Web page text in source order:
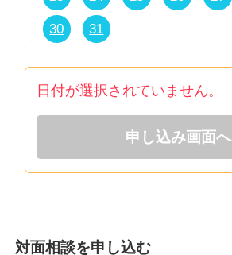
30 31
日付が選択されていません。
申し込み画面へ
対面相談を申し込む